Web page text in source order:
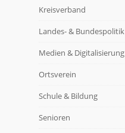
Kreisverband
Landes- & Bundespolitik
Medien & Digitalisierung
Ortsverein
Schule & Bildung
Senioren